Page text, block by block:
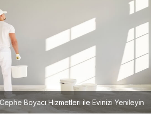
Boyacı Hizmetleri ile Evinizi Yenileyin